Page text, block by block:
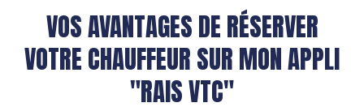
VOS AVANTAGES DE RÉSERVER
VOTRE CHAUFFEUR SUR MON APPLI
"RAIS VTC"